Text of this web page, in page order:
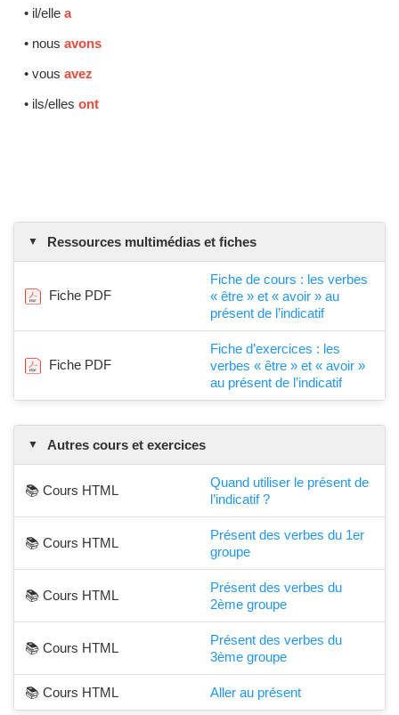
• il/elle a
• nous avons
• vous avez
• ils/elles ont
Ressources multimédias et fiches
Fiche PDF
Fiche de cours : les verbes
« être » et « avoir » au
présent de l’indicatif
Fiche PDF
Fiche d’exercices : les
verbes « être » et « avoir »
au présent de l’indicatif
Autres cours et exercices
📚 Cours HTML
Quand utiliser le présent de
l’indicatif ?
📚 Cours HTML
Présent des verbes du 1er
groupe
📚 Cours HTML
Présent des verbes du
2ème groupe
📚 Cours HTML
Présent des verbes du
3ème groupe
📚 Cours HTML Aller au présent